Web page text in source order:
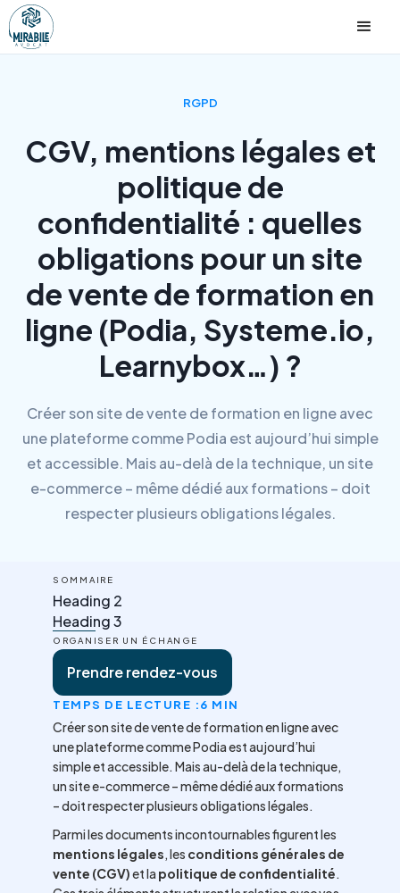
RGPD
CGV, mentions légales et
politique de
confidentialité : quelles
obligations pour un site
de vente de formation en
ligne (Podia, Systeme.io,
Learnybox…) ?
Créer son site de vente de formation en ligne avec
une plateforme comme Podia est aujourd’hui simple
et accessible. Mais au-delà de la technique, un site
e-commerce – même dédié aux formations – doit
respecter plusieurs obligations légales.
SOMMAIRE
Heading 2
Heading 3
ORGANISER UN ÉCHANGE
Prendre rendez-vous
TEMPS DE LECTURE :6 MIN
Créer son site de vente de formation en ligne avec
une plateforme comme Podia est aujourd’hui
simple et accessible. Mais au-delà de la technique,
un site e-commerce – même dédié aux formations
– doit respecter plusieurs obligations légales.
Parmi les documents incontournables figurent les
mentions légales, les conditions générales de
vente (CGV)et la politique de confidentialité.